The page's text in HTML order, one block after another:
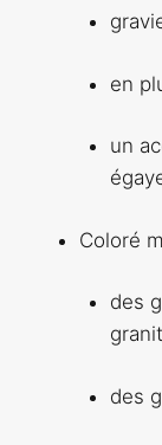
en
un
Coloré
des
des